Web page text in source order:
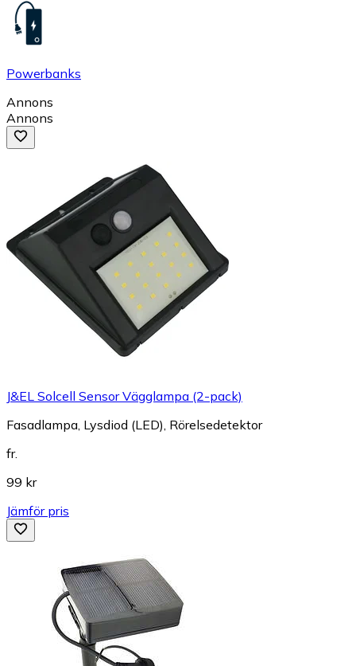
Powerbanks
Annons
Annons
J&EL Solcell Sensor Vägglampa (2-pack)
Fasadlampa, Lysdiod (LED), Rörelsedetektor
fr.
99 kr
Jämför pris